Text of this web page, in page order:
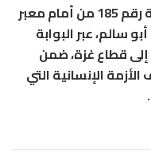
أمام
معبر
سالم، عبر البوابة
إلى قطاع غزة، ضمن
الإنسانية التي